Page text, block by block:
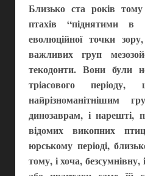
Близько ста років
птахів “піднятими в
еволюційної точки
важливих груп
текодонти. Вони були
тріасового
найрізноманітнішим
динозаврам, і нарешті,
відомих викопних
юрському періоді,
тому, і хоча, безсумнівну,